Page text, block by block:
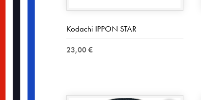
Kodachi IPPON STAR
23,00 €